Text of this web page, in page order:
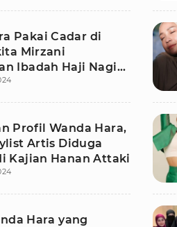
Pakai Cadar di
Mirzani
Ibadah Haji Nagita
Profil Wanda Hara,
Artis Diduga
Kajian Hanan Attaki
Hara yang